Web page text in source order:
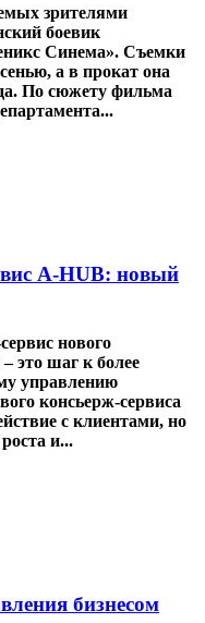
зрителями
боевик
Синема». Съемки
а в прокат она
По сюжету фильма
A-HUB: новый
нового
это шаг к более
управлению
консьерж-сервиса
с клиентами, но
и...
бизнесом